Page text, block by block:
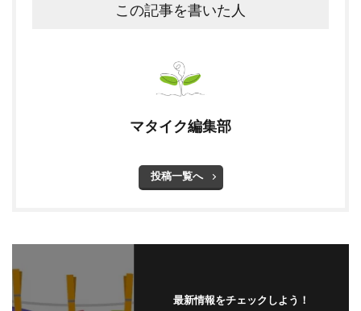
この記事を書いた人
マタイク編集部
投稿一覧へ
最新情報をチェックしよう！